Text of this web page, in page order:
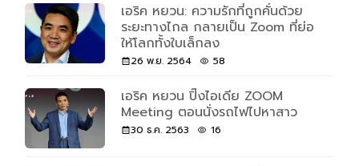
เอริค หยวน: ความรักที่ถูกคั่นด้วย
ระยะทางไกล กลายเป็น Zoom ที่ย่อ
ให้โลกทั้งใบเล็กลง
26 พ.ย. 2564 58
เอริค หยวน ปิ๊งไอเดีย ZOOM
Meeting ตอนนั่งรถไฟไปหาสาว
30 ธ.ค. 2563 16